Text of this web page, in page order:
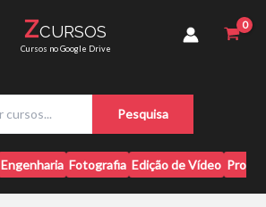
ZCURSOS
Cursos no Google Drive
s
q
u
i
Pesquisa
Engenharia Fotografia Edição de Vídeo